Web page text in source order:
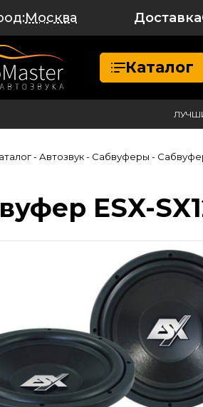
Москва Доставка
Каталог
- Автозвук- Сабвуферы -
ESX-